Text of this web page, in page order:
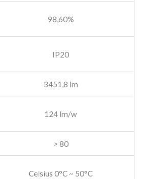
98,60%
IP20
3451,8 lm
124 lm/w
> 80
Celsius 0°C ~ 50°C